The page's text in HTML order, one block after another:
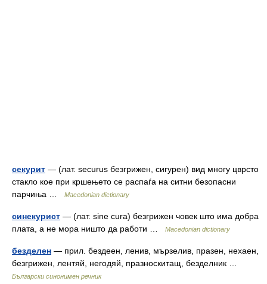
секурит — (лат. securus безгрижен, сигурен) вид многу цврсто
стакло кое при кршењето се распаѓа на ситни безопасни
парчиња …
Macedonian dictionary
синекурист — (лат. sine cura) безгрижен човек што има добра
плата, а не мора ништо да работи …
Macedonian dictionary
безделен — прил. бездеен, ленив, мързелив, празен, нехаен,
безгрижен, лентяй, негодяй, празноскитащ, безделник …
Български синонимен речник